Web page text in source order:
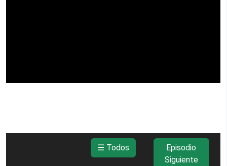
☰ Todos
Episodio
Siguiente